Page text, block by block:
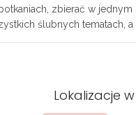
zbierać w
ślubnych tematach,
Lokalizacje